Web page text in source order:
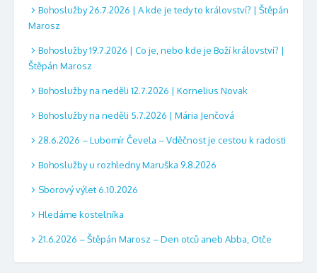
Bohoslužby 26.7.2026 | A kde je tedy to království? | Štěpán
Marosz
Bohoslužby 19.7.2026 | Co je, nebo kde je Boží království? |
Štěpán Marosz
Bohoslužby na neděli 12.7.2026 | Kornelius Novak
Bohoslužby na neděli 5.7.2026 | Mária Jenčová
28.6.2026 – Lubomír Čevela – Vděčnost je cestou k radosti
Bohoslužby u rozhledny Maruška 9.8.2026
Sborový výlet 6.10.2026
Hledáme kostelníka
21.6.2026 – Štěpán Marosz – Den otců aneb Abba, Otče